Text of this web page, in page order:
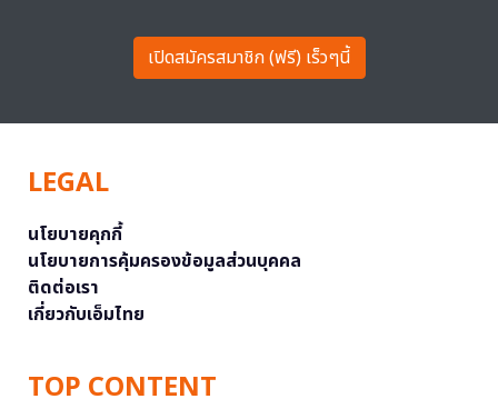
เปิดสมัครสมาชิก (ฟรี) เร็วๆนี้
LEGAL
นโยบายคุกกี้
นโยบายการคุ้มครองข้อมูลส่วนบุคคล
ติดต่อเรา
เกี่ยวกับเอ็มไทย
TOP CONTENT